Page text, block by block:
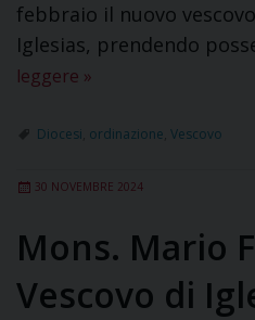
febbraio il nuovo
Iglesias, prendendo
leggere »
Diocesi ordinazione Vescovo
30 NOVEMBRE 2024
Mons. Mario
Vescovo di